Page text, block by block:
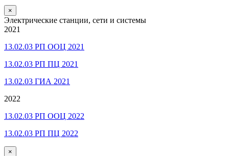
×
Электрические станции, сети и системы
2021
13.02.03 РП ООЦ 2021
13.02.03 РП ПЦ 2021
13.02.03 ГИА 2021
2022
13.02.03 РП ООЦ 2022
13.02.03 РП ПЦ 2022
×